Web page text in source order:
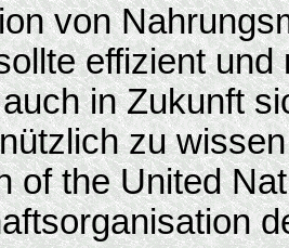
von
effizient
in Zukunft
zu
of the United